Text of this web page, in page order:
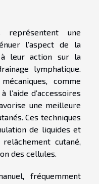
représentent une
l’aspect de la
à leur action sur la
lymphatique.
comme
l’aide d’accessoires
une meilleure
Ces techniques
de liquides et
cutané,
des cellules.
fréquemment